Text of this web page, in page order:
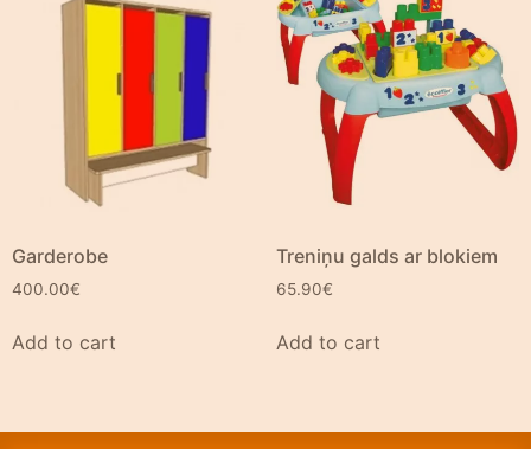
Garderobe
400.00€
Add to cart
Treniņu galds ar blokiem
65.90€
Add to cart